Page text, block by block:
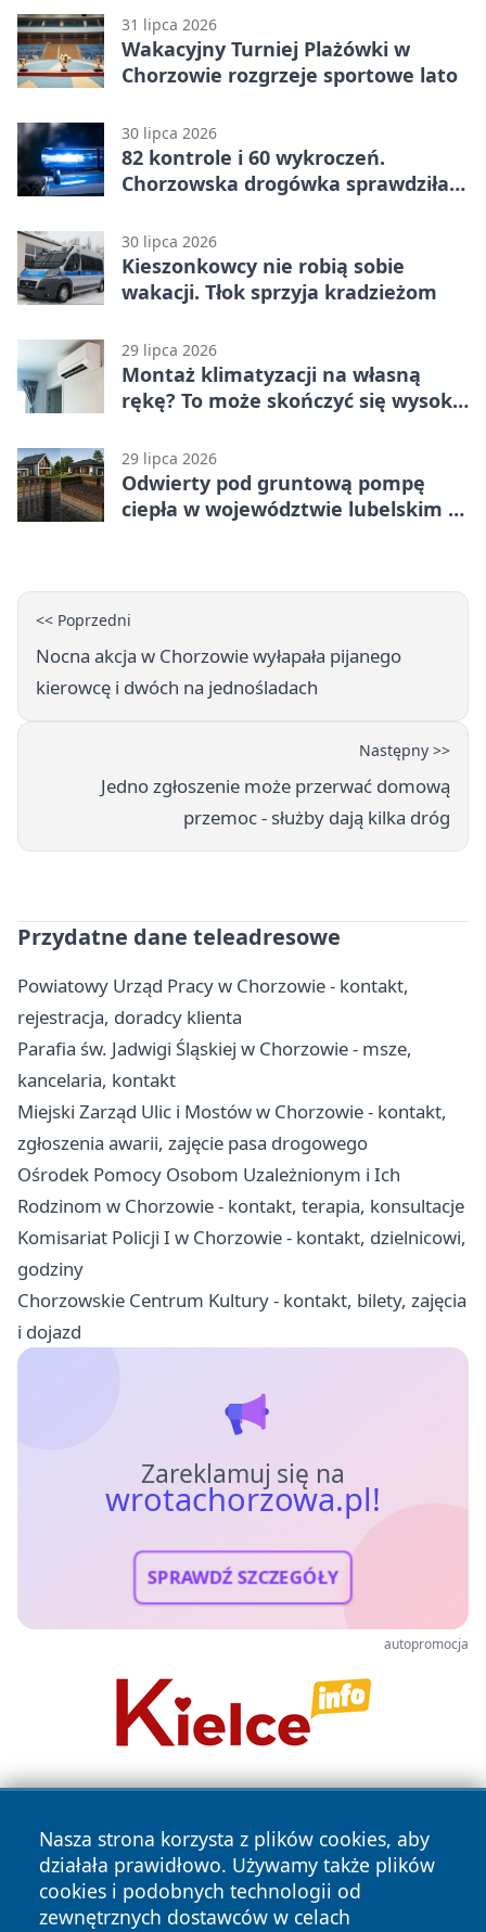
31 lipca 2026
Wakacyjny Turniej Plażówki w
Chorzowie rozgrzeje sportowe lato
30 lipca 2026
82 kontrole i 60 wykroczeń.
Chorzowska drogówka sprawdziła
30 lipca 2026
Kieszonkowcy nie robią sobie
wakacji. Tłok sprzyja kradzieżom
29 lipca 2026
Montaż klimatyzacji na własną
rękę? To może skończyć się wysoką
29 lipca 2026
Odwierty pod gruntową pompę
ciepła w województwie lubelskim -
<< Poprzedni
Nocna akcja w Chorzowie wyłapała pijanego
kierowcę i dwóch na jednośladach
Następny >>
Jedno zgłoszenie może przerwać domową
przemoc - służby dają kilka dróg
Przydatne dane teleadresowe
Powiatowy Urząd Pracy w Chorzowie - kontakt,
rejestracja, doradcy klienta
Parafia św. Jadwigi Śląskiej w Chorzowie - msze,
kancelaria, kontakt
Miejski Zarząd Ulic i Mostów w Chorzowie - kontakt,
zgłoszenia awarii, zajęcie pasa drogowego
Ośrodek Pomocy Osobom Uzależnionym i Ich
Rodzinom w Chorzowie - kontakt, terapia, konsultacje
Komisariat Policji I w Chorzowie - kontakt, dzielnicowi,
godziny
Chorzowskie Centrum Kultury - kontakt, bilety, zajęcia
i dojazd
Zareklamuj się na
wrotachorzowa.pl!
SPRAWDŹ SZCZEGÓŁY
autopromocja
Nasza strona korzysta z plików cookies, aby
działała prawidłowo. Używamy także plików
cookies i podobnych technologii od
zewnętrznych dostawców w celach
Copyright © 2026 wrotachorzowa.pl Wszystkie prawa